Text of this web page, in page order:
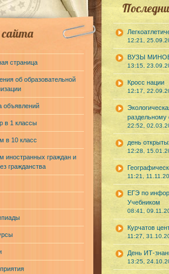
страница
об образовательной
объявлений
в 1 классы
в 10 класс
иностранных граждан и
гражданства
12:21,
ВУЗЫ
13:15,
Кросс нации
12:17,
раздельному
22:52,
день
12:28,
11:21,
ЕГЭ по
Учебником
08:41,
Курчатов
11:27,
День ИТ-
13:25,